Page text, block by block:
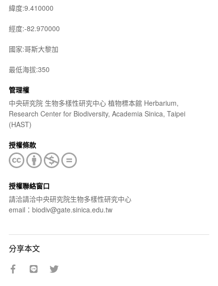
緯度:9.410000
經度:-82.970000
國家:哥斯大黎加
最低海拔:350
管理權
中央研究院 生物多樣性研究中心 植物標本館 Herbarium,
Research Center for Biodiversity, Academia Sinica, Taipei
(HAST)
授權條款
授權聯絡窗口
請洽請洽中央研究院生物多樣性研究中心
email：biodiv@gate.sinica.edu.tw
分享本文